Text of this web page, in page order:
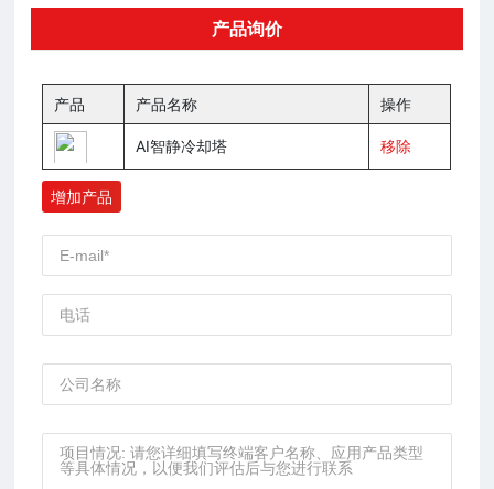
产品询价
产品 产品名称 操作
AI智静冷却塔 移除
增加产品